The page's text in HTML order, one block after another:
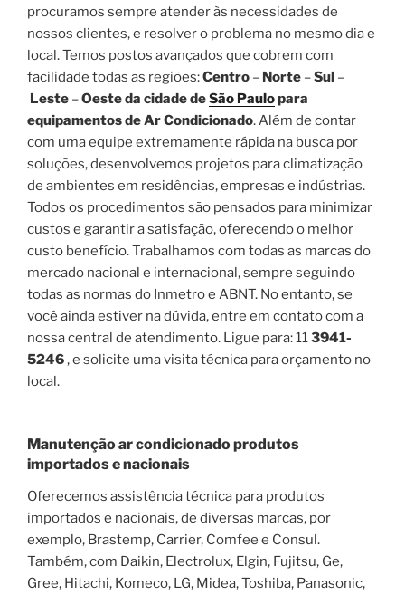
procuramos sempre atender às necessidades de
nossos clientes, e resolver o problema no mesmo dia e
local. Temos postos avançados que cobrem com
facilidade todas as regiões:Centro – Norte –Sul –
Leste –Oeste da cidade deSão Paulopara
equipamentos de Ar Condicionado. Além de contar
com uma equipe extremamente rápida na busca por
soluções, desenvolvemos projetos para climatização
de ambientes em residências, empresas e indústrias.
Todos os procedimentos são pensados para minimizar
custos e garantir a satisfação, oferecendo o melhor
custo benefício. Trabalhamos com todas as marcas do
mercado nacional e internacional, sempre seguindo
todas as normas do Inmetro e ABNT. No entanto, se
você ainda estiver na dúvida, entre em contato com a
nossa central de atendimento. Ligue para: 113941-
5246, e solicite uma visita técnica para orçamento no
local.
Manutenção ar condicionado produtos
importados e nacionais
Oferecemos assistência técnica para produtos
importados e nacionais, de diversas marcas, por
exemplo, Brastemp, Carrier, Comfee e Consul.
Também, com Daikin, Electrolux, Elgin, Fujitsu, Ge,
Gree, Hitachi, Komeco, LG, Midea, Toshiba, Panasonic,